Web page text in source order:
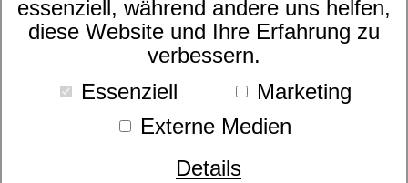
essenziell, während andere uns helfen,
diese Website und Ihre Erfahrung zu
verbessern.
Essenziell
Marketing
Externe Medien
Details
Nackenstützkissen
dormabell Cervical NB 7